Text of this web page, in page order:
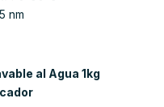
nm
al Agua 1kg